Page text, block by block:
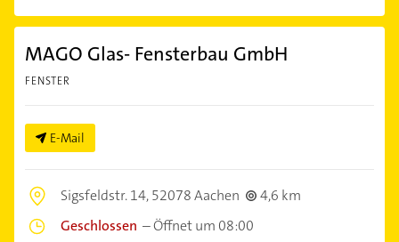
MAGO Glas- Fensterbau GmbH
FENSTER
E-Mail
Sigsfeldstr. 14,52078 Aachen
4,6 km
Geschlossen –Öffnet um 08:00